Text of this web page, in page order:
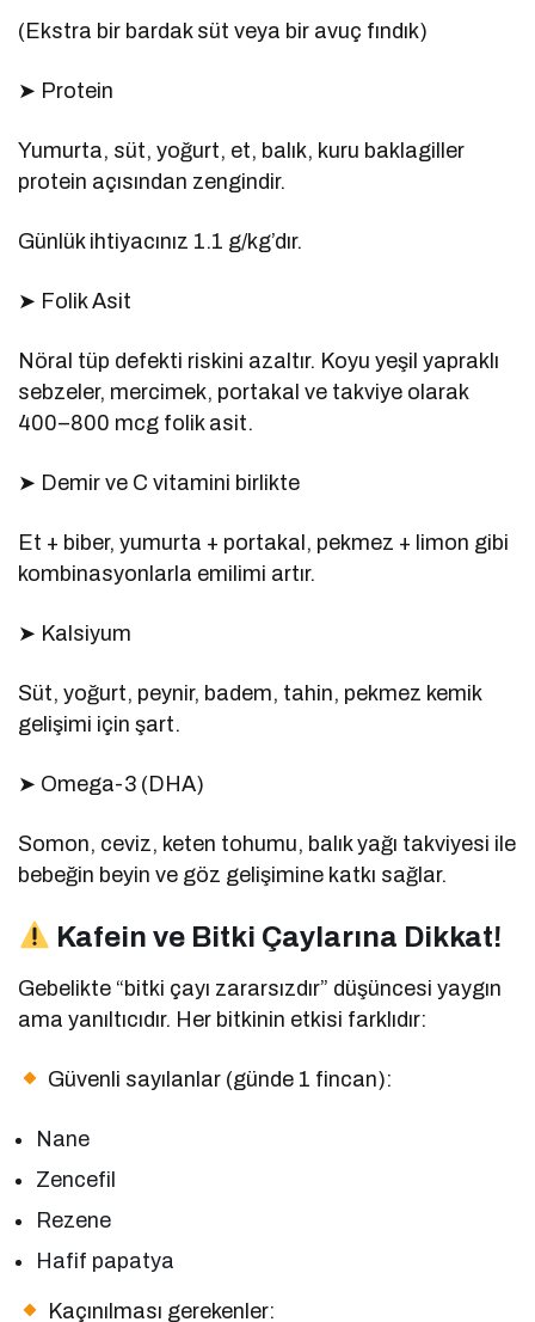
(Ekstra bir bardak süt veya bir avuç fındık)
➤ Protein
Yumurta, süt, yoğurt, et, balık, kuru baklagiller
protein açısından zengindir.
Günlük ihtiyacınız 1.1 g/kg’dır.
➤ Folik Asit
Nöral tüp defekti riskini azaltır. Koyu yeşil yapraklı
sebzeler, mercimek, portakal ve takviye olarak
400–800 mcg folik asit.
➤ Demir ve C vitamini birlikte
Et + biber, yumurta + portakal, pekmez + limon gibi
kombinasyonlarla emilimi artır.
➤ Kalsiyum
Süt, yoğurt, peynir, badem, tahin, pekmez kemik
gelişimi için şart.
➤ Omega-3 (DHA)
Somon, ceviz, keten tohumu, balık yağı takviyesi ile
bebeğin beyin ve göz gelişimine katkı sağlar.
Kafein ve Bitki Çaylarına Dikkat!
Gebelikte “bitki çayı zararsızdır” düşüncesi yaygın
ama yanıltıcıdır. Her bitkinin etkisi farklıdır:
Güvenli sayılanlar (günde 1 fincan):
Nane
Zencefil
Rezene
Hafif papatya
Kaçınılması gerekenler: